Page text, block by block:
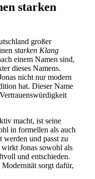
starken
großer
starken Klang
einem Namen sind,
dieses Namens.
nicht nur modern
hat. Dieser Name
macht, ist seine
in formellen als auch
und passt zu
Jonas sowohl als
und entschieden.
sorgt dafür,